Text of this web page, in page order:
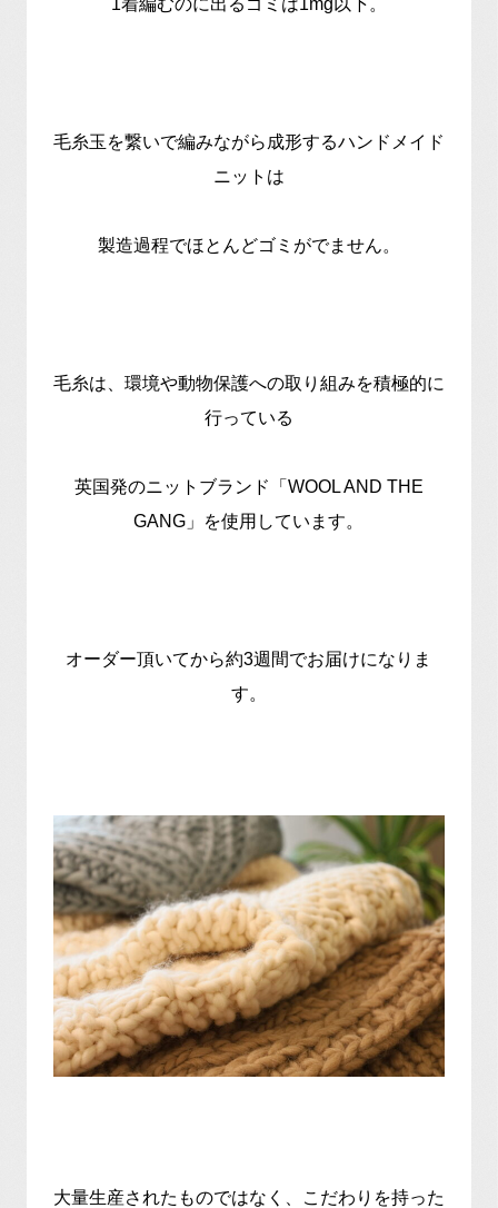
1着編むのに出るゴミは1mg以下。
毛糸玉を繋いで編みながら成形するハンドメイド
ニットは
製造過程でほとんどゴミがでません。
毛糸は、環境や動物保護への取り組みを積極的に
行っている
英国発のニットブランド「WOOL AND THE
GANG」を使用しています。
オーダー頂いてから約3週間でお届けになりま
す。
大量生産されたものではなく、こだわりを持った